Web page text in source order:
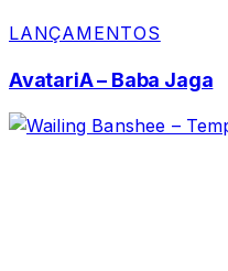
LANÇAMENTOS
AvatariA – Baba Jaga